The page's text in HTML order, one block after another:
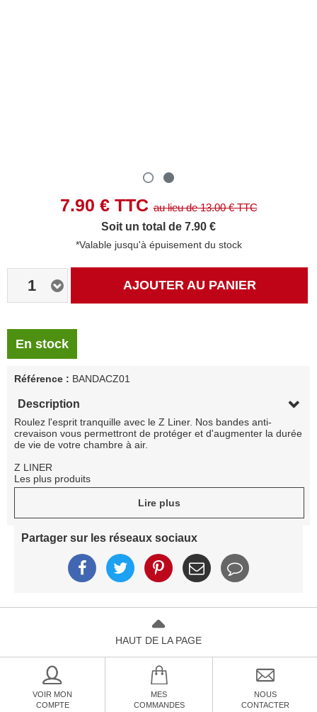
7.90 € TTCau lieu de13.00€ TTC
Soit un total de 7.90 €
*Valable jusqu'à épuisement du stock
1 AJOUTER AU PANIER
En stock
Référence : BANDACZ01
Description
Roulez l'esprit tranquille avec le Z Liner. Nos bandes anti-
crevaison vous permettront de protéger et d'augmenter la durée
de vie de votre chambre à air.
Z LINER
Les plus produits
Fiche technique
Matière: Polyuréthane
Couleurs: Gris (ref. 9722)
Poids: Route 35 g x2 (gris)
Largeur: Route 19 mm (gris)
Lire plus
Partager sur les réseaux sociaux
HAUT DE LA PAGE
VOIR MON
COMPTE
MES
COMMANDES
NOUS
CONTACTER